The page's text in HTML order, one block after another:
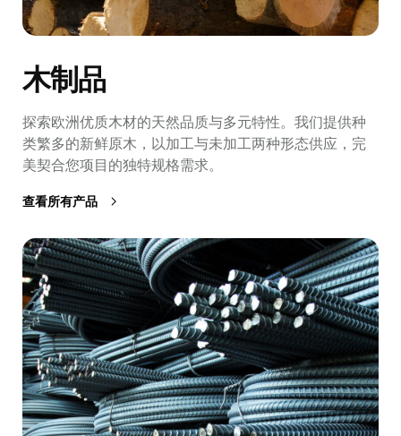
木制品
探索欧洲优质木材的天然品质与多元特性。我们提供种
类繁多的新鲜原木，以加工与未加工两种形态供应，完
美契合您项目的独特规格需求。
查看所有产品